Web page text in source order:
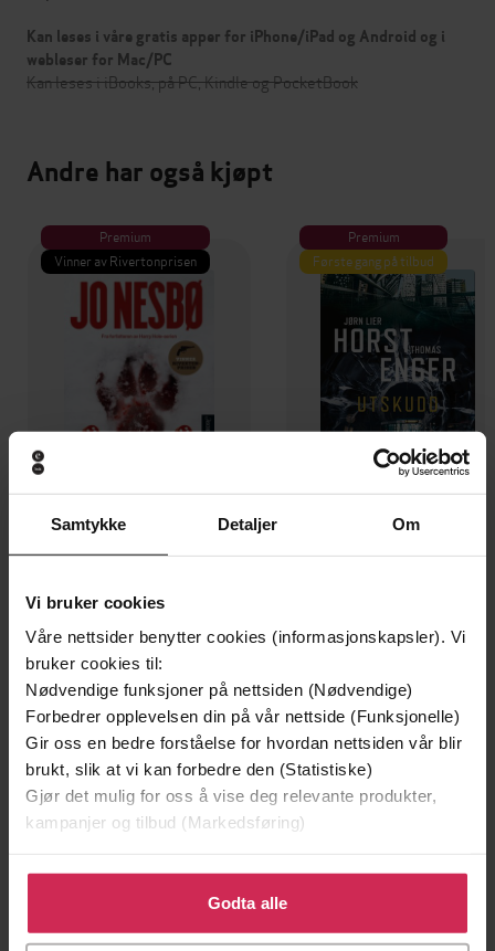
Samtykke Detaljer Om
Vi bruker cookies
Våre nettsider benytter cookies (informasjonskapsler). Vi
bruker cookies til:
Nødvendige funksjoner på nettsiden (Nødvendige)
Forbedrer opplevelsen din på vår nettside (Funksjonelle)
Gir oss en bedre forståelse for hvordan nettsiden vår blir
brukt, slik at vi kan forbedre den (Statistiske)
Gjør det mulig for oss å vise deg relevante produkter,
kampanjer og tilbud (Markedsføring)
Klikk på «Godta alle» for å gi oss ditt samtykke til å
bruke cookies for alle disse formålene. Du kan også
tilpasse ditt samtykke til spesifikke formål ved å klikke
Godta alle
Kan leses i våre gratis apper for iPhone/iPad og Android og i
webleser for Mac/PC
Kan leses i iBooks, på PC, Kindle og PocketBook
Andre har også kjøpt
Premium
Vinner av Rivertonprisen
Minnesota
Jo Nesbø
Premium
Første gang på tilbud
Jørn Lier Horst
EBOK
Undertittel What the Stars Say About Our Sexuality
Forfattere Amina Sutter(forfatter),
Utgitt 22.03.2025